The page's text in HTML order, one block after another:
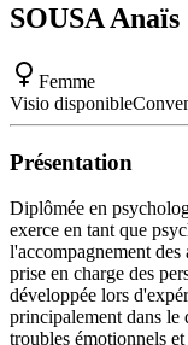
SOUSA Anaïs
Femme
Visio disponible
Présentation
Diplômée en
exerce en tant que
l'accompagnement
prise en charge des
développée lors
principalement dans le
troubles émotionnels